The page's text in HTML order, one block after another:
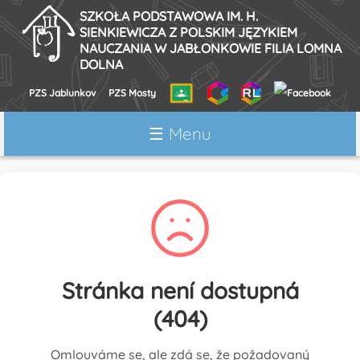
SZKOŁA PODSTAWOWA IM. H.
SIENKIEWICZA Z POLSKIM JĘZYKIEM
NAUCZANIA W JABŁONKOWIE FILIA LOMNA
DOLNA
PZS Jablunkov PZS Mosty
☰ Menu
O szkole
Organizacja roku szkolnego
Historia szkoły
Ścieżka edukacyjna Mionsz
Stránka není dostupná
(404)
Omlouváme se, ale zdá se, že požadovaný